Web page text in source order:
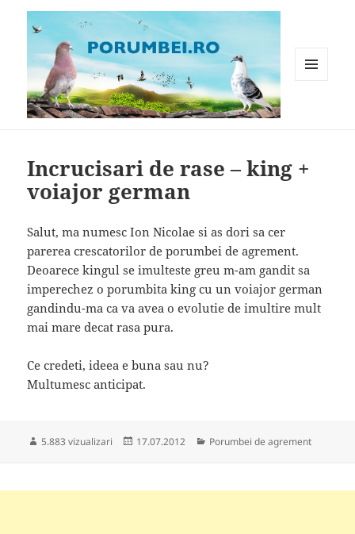
Incrucisari de rase – king +
voiajor german
Salut, ma numesc Ion Nicolae si as dori sa cer
parerea crescatorilor de porumbei de agrement.
Deoarece kingul se imulteste greu m-am gandit sa
imperechez o porumbita king cu un voiajor german
gandindu-ma ca va avea o evolutie de imultire mult
mai mare decat rasa pura.
Ce credeti, ideea e buna sau nu?
Multumesc anticipat.
5.883 vizualizari
Publicat
17.07.2012 Categorii
Porumbei de agrement